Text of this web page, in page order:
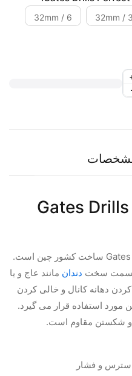
3 / 32mm
6 / 32mm
گیتس دریل پرفکت Gates Drills
قسمت سخت دندان مانند عاج و یا
دهانه کانال و خالی کردن
مورد استفاده قرار می گیرد.
و شکستن مقاوم است.
و فشار